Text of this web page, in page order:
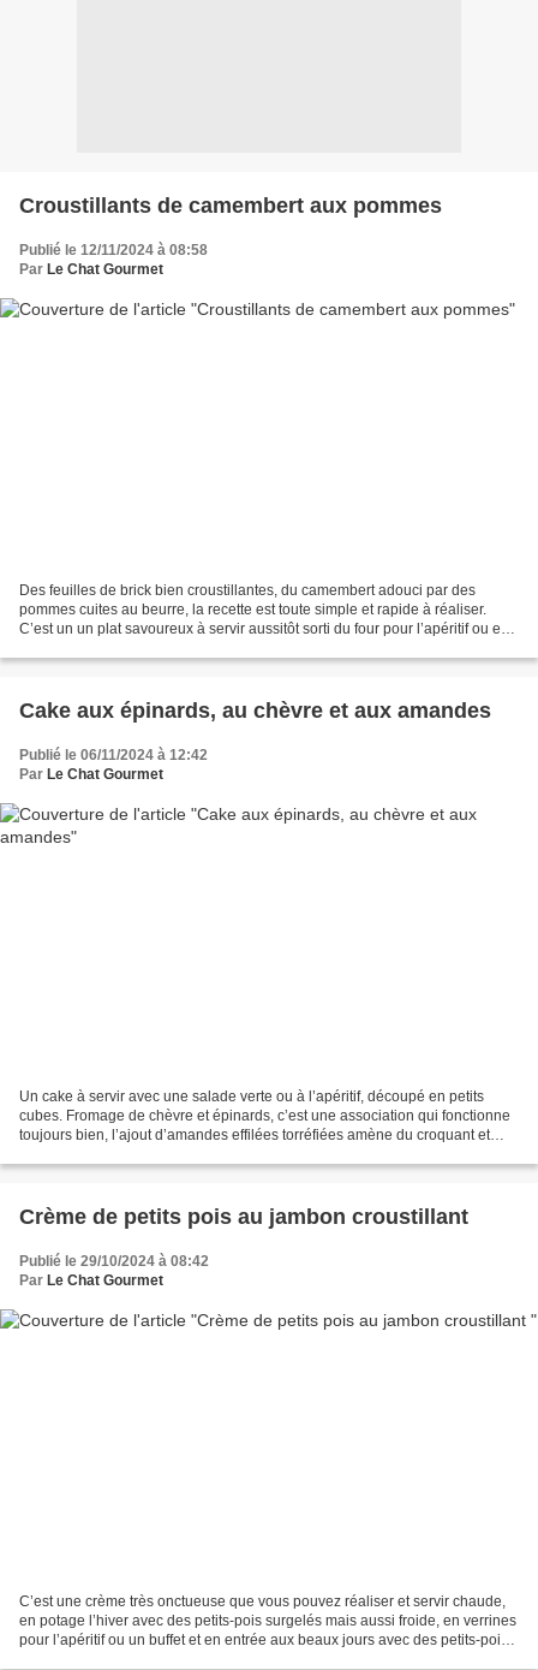
Croustillants de camembert aux pommes
Publié le 12/11/2024 à 08:58
Par Le Chat Gourmet
Des feuilles de brick bien croustillantes, du camembert adouci par des
pommes cuites au beurre, la recette est toute simple et rapide à réaliser.
C’est un un plat savoureux à servir aussitôt sorti du four pour l’apéritif ou en
Cake aux épinards, au chèvre et aux amandes
Publié le 06/11/2024 à 12:42
Par Le Chat Gourmet
Un cake à servir avec une salade verte ou à l’apéritif, découpé en petits
cubes. Fromage de chèvre et épinards, c’est une association qui fonctionne
toujours bien, l’ajout d’amandes effilées torréfiées amène du croquant et
Crème de petits pois au jambon croustillant
Publié le 29/10/2024 à 08:42
Par Le Chat Gourmet
C’est une crème très onctueuse que vous pouvez réaliser et servir chaude,
en potage l’hiver avec des petits-pois surgelés mais aussi froide, en verrines
pour l’apéritif ou un buffet et en entrée aux beaux jours avec des petits-pois